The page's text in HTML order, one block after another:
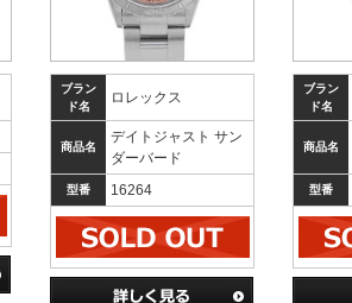
ブラン
ド名
ロレックス
商品名
デイトジャスト サン
ダーバード
型番 16264
ブラン
ド名
商品名
型番